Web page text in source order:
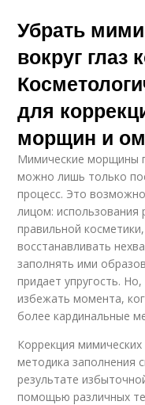
Убрать
вокруг глаз
для
морщин и
Мимические морщины
можно лишь только
процесс. Это
лицом:
правильной
восстанавливать
заполнять ими
придает упругость.
избежать момента,
более кардинальные
Коррекция
методика заполнения
результате
помощью различных